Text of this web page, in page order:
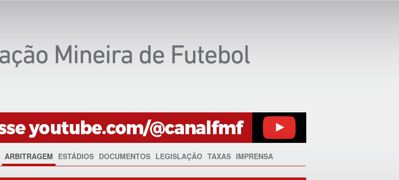
ARBITRAGEM ESTÁDIOS DOCUMENTOS LEGISLAÇÃO TAXAS IMPRENSA